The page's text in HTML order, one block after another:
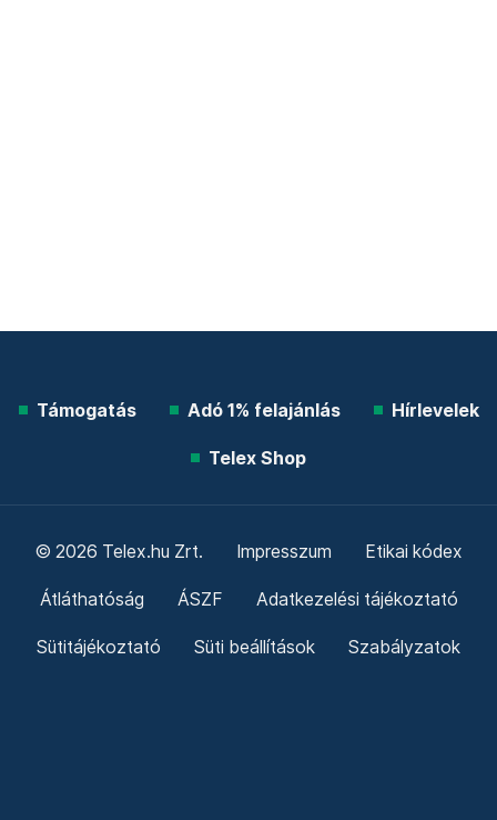
Támogatás Adó 1% felajánlás Hírlevelek
Telex Shop
© 2026 Telex.hu Zrt. Impresszum Etikai kódex
Átláthatóság ÁSZF Adatkezelési tájékoztató
Sütitájékoztató Süti beállítások Szabályzatok